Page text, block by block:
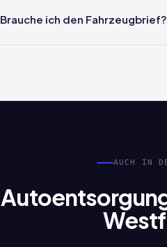
melden uns in der Regel innerhalb
Brauche ich den Fahrzeugbrief?
AUCH IN